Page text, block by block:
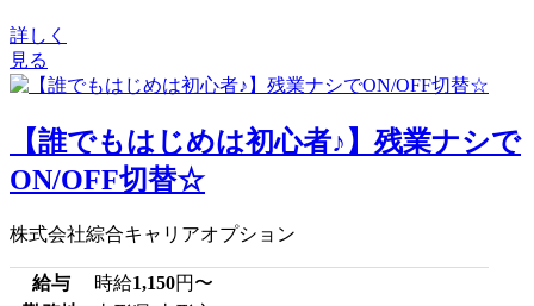
詳しく
見る
【誰でもはじめは初心者♪】残業ナシで
ON/OFF切替☆
株式会社綜合キャリアオプション
給与 時給1,150円〜